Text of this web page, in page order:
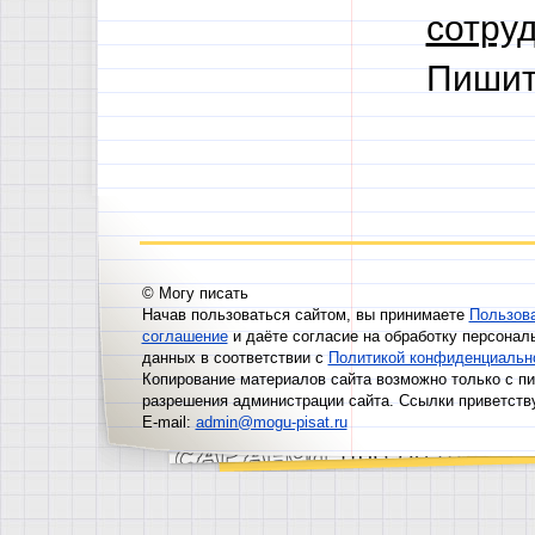
© Могу писать
Начав пользоваться сайтом, вы принимаете
соглашениеи даёте согласие на обработку
данных в соответствии сПолитикой
Копирование материалов сайта возможно только с
разрешения администрации сайта. Ссылки
E-mail:admin@mogu-pisat.ru